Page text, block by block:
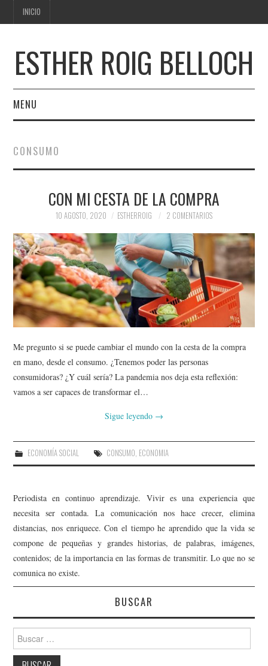
INICIO
ESTHER ROIG BELLOCH
MENU
CONSUMO
CON MI CESTA DE LA COMPRA
10 AGOSTO, 2020 ESTHERROIG 2 COMENTARIOS
Me pregunto si se puede cambiar el mundo con la cesta de la compra
en mano, desde el consumo. ¿Tenemos poder las personas
consumidoras? ¿Y cuál sería? La pandemia nos deja esta reflexión:
vamos a ser capaces de transformar el…
Sigue leyendo →
ECONOMÍA SOCIAL CONSUMO, ECONOMIA
Periodista en continuo aprendizaje. Vivir es una experiencia que
necesita ser contada. La comunicación nos hace crecer, elimina
distancias, nos enriquece. Con el tiempo he aprendido que la vida se
compone de pequeñas y grandes historias, de palabras, imágenes,
contenidos; de la importancia en las formas de transmitir. Lo que no se
comunica no existe.
BUSCAR
Buscar: